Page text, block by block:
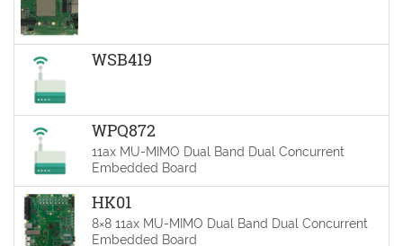
WSB419
WPQ872
11ax MU-MIMO Dual Band Dual Concurrent
Embedded Board
HK01
8×8 11ax MU-MIMO Dual Band Dual Concurrent
Embedded Board